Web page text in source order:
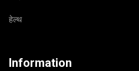
हेल्थ
Information